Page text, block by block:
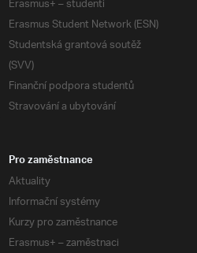
Erasmus Student Network (ESN)
Studentská grantová soutěž
(SVV)
Finanční podpora studentů
Stravování a ubytování
Pro zaměstnance
Aktuality
Informační systémy
Kurzy pro zaměstnance
Erasmus+ – zaměstnaci